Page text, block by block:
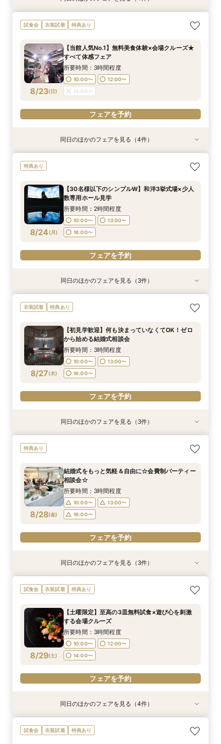
8/22(土)
【30名様以下のシンプルW】和洋3挙式場×少人
数専用ホール見学
10:00〜
13:00〜
16:00〜
フェアを予約
8/22(土)
【自宅＆スマホでＯＫ】オンライン相談会★まず
は気軽に♪
11:00〜
14:00〜
18:00〜
フェアを予約
8/22(土)
結婚式をもっと気軽＆自由に☆会費制パーティー
相談会☆
10:00〜
13:00〜
16:00〜
フェアを予約
8/22(土)
【初見学歓迎】何も決まっていなくてOK！ゼロ
から始める結婚式相談会
10:00〜
13:00〜
16:00〜
フェアを予約
試食会 衣装試着 特典あり
8/23(日)
【当館人気No.1】無料美食体験×会場クルーズ★
すべて体感フェア
所要時間：3時間程度
10:00〜
12:00〜
14:00〜
フェアを予約
8/23(日)
【30名様以下のシンプルW】和洋3挙式場×少人
10:00〜
13:00〜
16:00〜
フェアを予約
8/23(日)
【自宅＆スマホでＯＫ】オンライン相談会★まず
11:00〜
14:00〜
18:00〜
フェアを予約
8/23(日)
結婚式をもっと気軽＆自由に☆会費制パーティー
10:00〜
13:00〜
16:00〜
フェアを予約
特典あり
8/23(日)
【初見学歓迎】何も決まっていなくてOK！ゼロ
10:00〜
13:00〜
16:00〜
フェアを予約
同日のほかのフェアを見る（4件）
特典あり
8/24 (月)
【30名様以下のシンプルW】和洋3挙式場×少人
数専用ホール見学
所要時間：2時間程度
10:00〜
13:00〜
16:00〜
フェアを予約
8/24(月)
【自宅＆スマホでＯＫ】オンライン相談会★まず
は気軽に♪
11:00〜
14:00〜
18:00〜
フェアを予約
8/24(月)
結婚式をもっと気軽＆自由に☆会費制パーティー
相談会☆
10:00〜
13:00〜
16:00〜
フェアを予約
特典あり
8/24(月)
【初見学歓迎】何も決まっていなくてOK！ゼロ
から始める結婚式相談会
10:00〜
13:00〜
16:00〜
フェアを予約
同日のほかのフェアを見る（3件）
衣装試着 特典あり
8/27(木)
【初見学歓迎】何も決まっていなくてOK！ゼロ
から始める結婚式相談会
所要時間：3時間程度
10:00〜
13:00〜
16:00〜
フェアを予約
8/27(木)
【30名様以下のシンプルW】和洋3挙式場×少人
10:00〜
16:00〜
フェアを予約
8/27(木)
【自宅＆スマホでＯＫ】オンライン相談会★まず
11:00〜
18:00〜
フェアを予約
8/27(木)
結婚式をもっと気軽＆自由に☆会費制パーティー
10:00〜
16:00〜
フェアを予約
同日のほかのフェアを見る（3件）
特典あり
8/28(金)
結婚式をもっと気軽＆自由に☆会費制パーティー
相談会☆
所要時間：3時間程度
10:00〜
13:00〜
16:00〜
フェアを予約
8/28(金)
【30名様以下のシンプルW】和洋3挙式場×少人
数専用ホール見学
10:00〜
13:00〜
16:00〜
フェアを予約
8/28(金)
【自宅＆スマホでＯＫ】オンライン相談会★まず
は気軽に♪
11:00〜
14:00〜
18:00〜
フェアを予約
特典あり
8/28(金)
【初見学歓迎】何も決まっていなくてOK！ゼロ
から始める結婚式相談会
10:00〜
13:00〜
16:00〜
フェアを予約
同日のほかのフェアを見る（3件）
試食会 衣装試着 特典あり
8/29(土)
【土曜限定】至高の3皿無料試食×遊び心を刺激
する会場クルーズ
所要時間：3時間程度
10:00〜
12:00〜
14:00〜
フェアを予約
【30名様以下のシンプルW】和洋3挙式場×少人
数専用ホール見学
【自宅＆スマホでＯＫ】オンライン相談会★まず
は気軽に♪
結婚式をもっと気軽＆自由に☆会費制パーティー
相談会☆
特典あり
【初見学歓迎】何も決まっていなくてOK！ゼロ
から始める結婚式相談会
同日のほかのフェアを見る（4件）
試食会 衣装試着 特典あり